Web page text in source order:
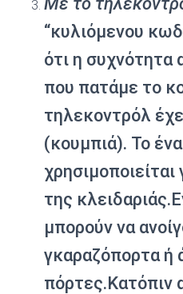
“κυλιόµενου
ότι η συχνότητα
που πατάµε το
τηλεκοντρόλ
(κουµπιά). Το
της
µπορούν να
γκαραζόπορτα ή
πόρτες.Κατόπιν